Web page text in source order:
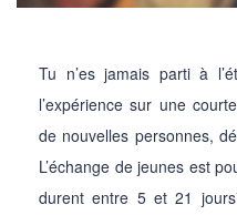
Tu n’es jamais parti à
l’expérience sur une
de nouvelles personnes,
L’échange de jeunes est
durent entre 5 et 21